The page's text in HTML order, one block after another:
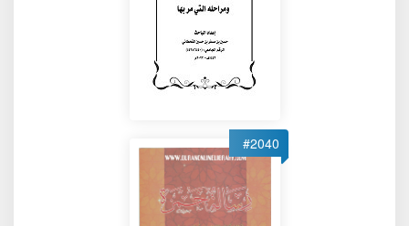
#2040